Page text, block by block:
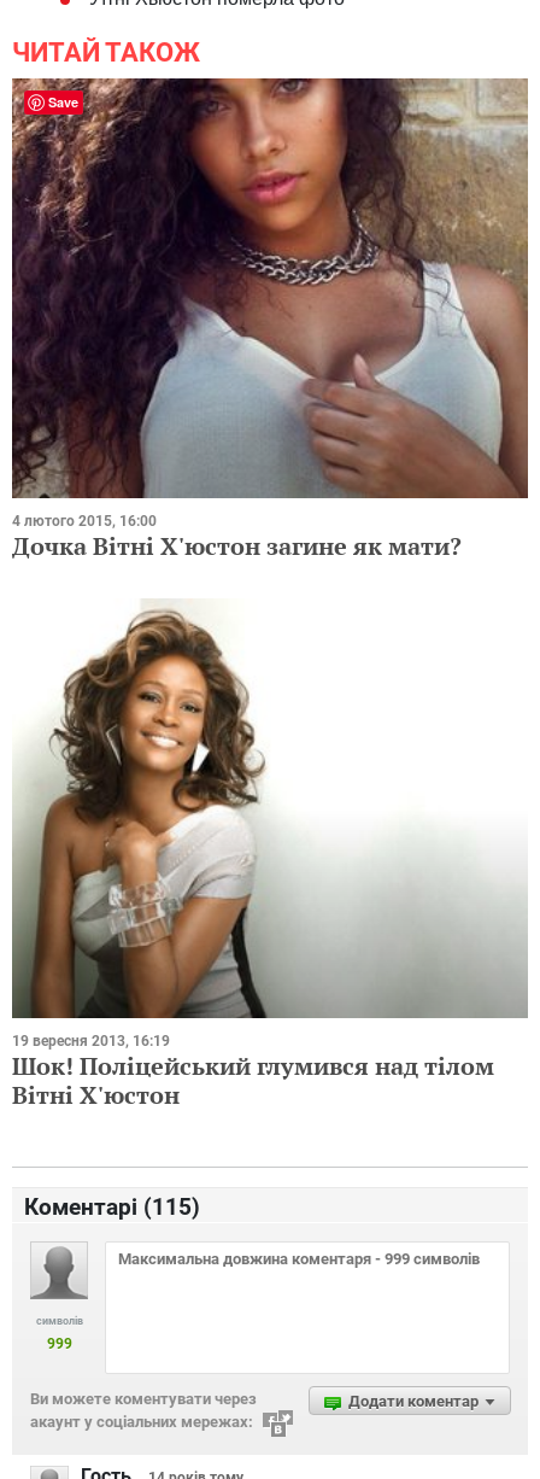
ЧИТАЙ ТАКОЖ
4 лютого 2015, 16:00
Дочка Вітні Х'юстон загине як мати?
19 вересня 2013, 16:19
Шок! Поліцейський глумився над тілом
Вітні Х'юстон
Коментарі (115)
символів
999
Додати коментар
Ви можете коментувати через
акаунт у соціальних мережах:
Save